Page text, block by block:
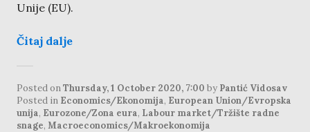
Unije (EU).
Čitaj dalje
Posted onThursday, 1 October 2020, 7:00 by Pantić Vidosav
Posted in Economics/Ekonomija, European Union/Evropska
unija, Eurozone/Zona eura, Labour market/Tržište radne
snage, Macroeconomics/Makroekonomija